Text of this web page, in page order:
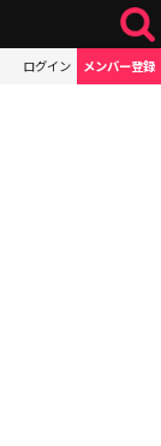
ログイン メンバー登録